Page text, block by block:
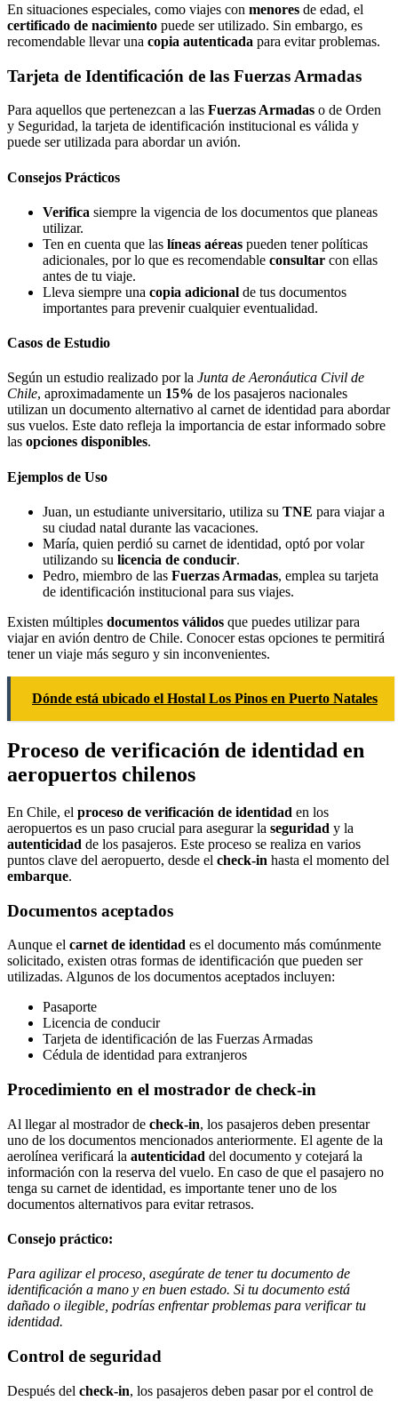
En situaciones especiales, como viajes con menores de edad, el
certificado de nacimiento puede ser utilizado. Sin embargo, es
recomendable llevar una copia autenticada para evitar problemas.
Tarjeta de Identificación de las Fuerzas Armadas
Para aquellos que pertenezcan a las Fuerzas Armadas o de Orden
y Seguridad, la tarjeta de identificación institucional es válida y
puede ser utilizada para abordar un avión.
Consejos Prácticos
Verifica siempre la vigencia de los documentos que planeas
utilizar.
Ten en cuenta que las líneas aéreas pueden tener políticas
adicionales, por lo que es recomendable consultar con ellas
antes de tu viaje.
Lleva siempre una copia adicional de tus documentos
importantes para prevenir cualquier eventualidad.
Casos de Estudio
Según un estudio realizado por la Junta de Aeronáutica Civil de
Chile, aproximadamente un 15% de los pasajeros nacionales
utilizan un documento alternativo al carnet de identidad para abordar
sus vuelos. Este dato refleja la importancia de estar informado sobre
las opciones disponibles.
Ejemplos de Uso
Juan, un estudiante universitario, utiliza su TNE para viajar a
su ciudad natal durante las vacaciones.
María, quien perdió su carnet de identidad, optó por volar
utilizando su licencia de conducir.
Pedro, miembro de las Fuerzas Armadas, emplea su tarjeta
de identificación institucional para sus viajes.
Existen múltiples documentos válidos que puedes utilizar para
viajar en avión dentro de Chile. Conocer estas opciones te permitirá
tener un viaje más seguro y sin inconvenientes.
Dónde está ubicado el Hostal Los Pinos en Puerto Natales
Proceso de verificación de identidad en
aeropuertos chilenos
En Chile, el proceso de verificación de identidad en los
aeropuertos es un paso crucial para asegurar la seguridad y la
autenticidad de los pasajeros. Este proceso se realiza en varios
puntos clave del aeropuerto, desde el check-in hasta el momento del
embarque.
Documentos aceptados
Aunque el carnet de identidad es el documento más comúnmente
solicitado, existen otras formas de identificación que pueden ser
utilizadas. Algunos de los documentos aceptados incluyen:
Pasaporte
Licencia de conducir
Tarjeta de identificación de las Fuerzas Armadas
Cédula de identidad para extranjeros
Procedimiento en el mostrador de check-in
Al llegar al mostrador de check-in, los pasajeros deben presentar
uno de los documentos mencionados anteriormente. El agente de la
aerolínea verificará la autenticidad del documento y cotejará la
información con la reserva del vuelo. En caso de que el pasajero no
tenga su carnet de identidad, es importante tener uno de los
documentos alternativos para evitar retrasos.
Consejo práctico:
Para agilizar el proceso, asegúrate de tener tu documento de
identificación a mano y en buen estado. Si tu documento está
dañado o ilegible, podrías enfrentar problemas para verificar tu
identidad.
Control de seguridad
Después del check-in, los pasajeros deben pasar por el control de